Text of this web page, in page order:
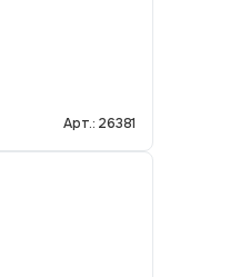
Арт.: 26381